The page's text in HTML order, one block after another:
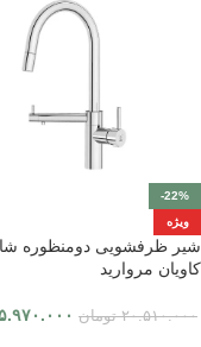
-22%
ویژه
شیر ظرفشویی دومنظوره
کاویان مروارید
۲۰.۵۱۰.۰۰۰ تومان